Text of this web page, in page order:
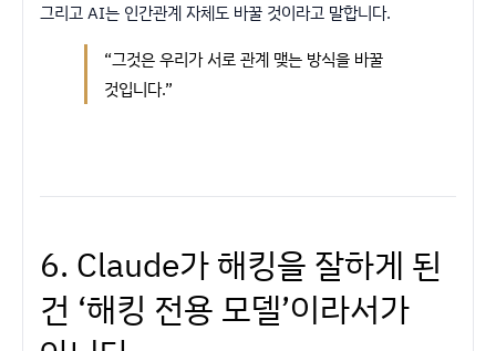
그리고 AI는 인간관계 자체도 바꿀 것이라고 말합니다.
“그것은 우리가 서로 관계 맺는 방식을 바꿀
것입니다.”
6. Claude가 해킹을 잘하게 된
건 ‘해킹 전용 모델’이라서가